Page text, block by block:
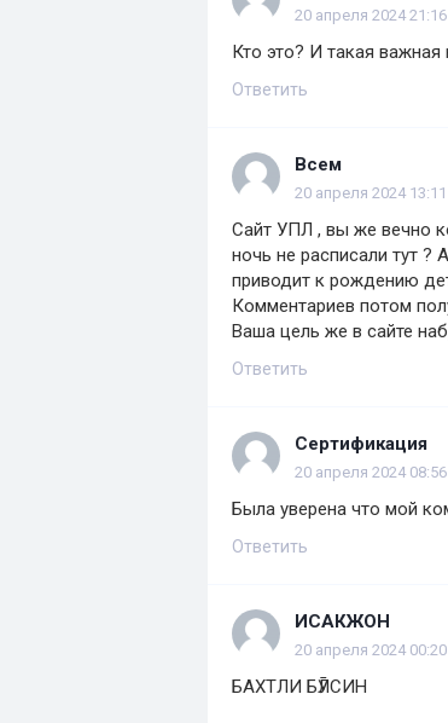
20 апреля 2024 21:16
Кто это? И такая
Ответить
Всем
20 апреля 2024 13:11
Сайт УПЛ , вы же вечно
ночь не расписали тут ?
приводит к рождению
Комментариев потом
Ваша цель же в сайте
Ответить
Сертификация
20 апреля 2024 08:56
Была уверена что мой
Ответить
ИСАКЖОН
20 апреля 2024 00:20
БАХТЛИ БӮЛСИН